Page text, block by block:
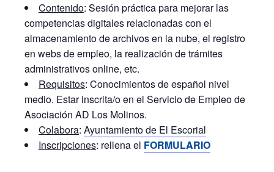
Contenido: Sesión práctica para mejorar las
competencias digitales relacionadas con el
almacenamiento de archivos en la nube, el registro
en webs de empleo, la realización de trámites
administrativos online, etc.
Requisitos: Conocimientos de español nivel
medio. Estar inscrita/o en el Servicio de Empleo de
Asociación AD Los Molinos.
Colabora: Ayuntamiento de El Escorial
Inscripciones: rellena el FORMULARIO